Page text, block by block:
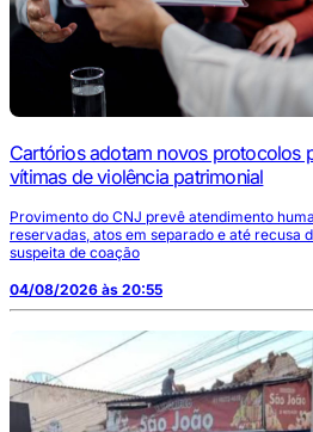
Cartórios adotam novos protocolos
vítimas de violência patrimonial
Provimento do CNJ prevê atendimento
reservadas, atos em separado e até recusa
suspeita de coação
04/08/2026 às 20:55